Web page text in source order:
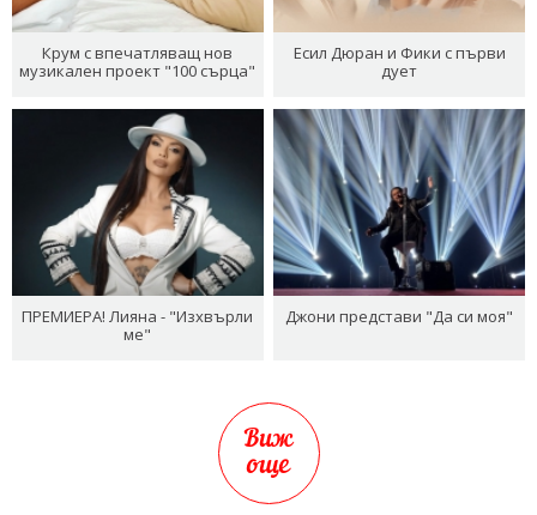
Крум с впечатляващ нов
музикален проект "100 сърца"
Есил Дюран и Фики с първи
дует
ПРЕМИЕРА! Лияна - "Изхвърли
ме"
Джони представи "Да си моя"
Виж
още